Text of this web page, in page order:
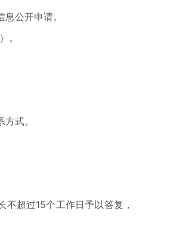
公开申请。
。
式。
超过15个工作日予以答复，